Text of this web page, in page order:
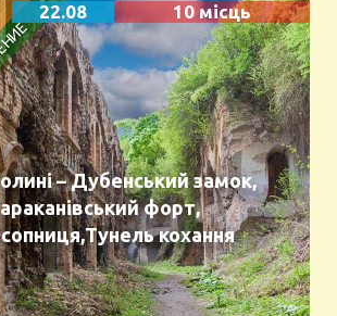
22.08 10 місць
– Дубенський замок,
форт,
кохання